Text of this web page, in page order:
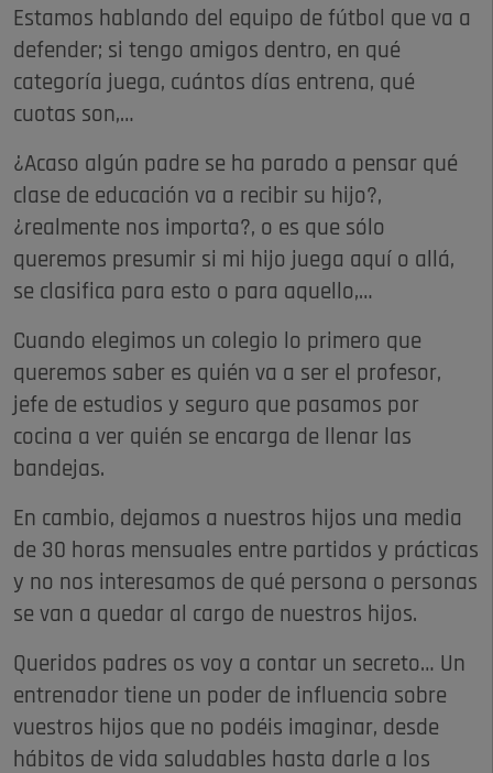
Estamos hablando del equipo de fútbol que va a
defender; si tengo amigos dentro, en qué
categoría juega, cuántos días entrena, qué
cuotas son,…
¿Acaso algún padre se ha parado a pensar qué
clase de educación va a recibir su hijo?,
¿realmente nos importa?, o es que sólo
queremos presumir si mi hijo juega aquí o allá,
se clasifica para esto o para aquello,…
Cuando elegimos un colegio lo primero que
queremos saber es quién va a ser el profesor,
jefe de estudios y seguro que pasamos por
cocina a ver quién se encarga de llenar las
bandejas.
En cambio, dejamos a nuestros hijos una media
de 30 horas mensuales entre partidos y prácticas
y no nos interesamos de qué persona o personas
se van a quedar al cargo de nuestros hijos.
Queridos padres os voy a contar un secreto… Un
entrenador tiene un poder de influencia sobre
vuestros hijos que no podéis imaginar, desde
hábitos de vida saludables hasta darle a los